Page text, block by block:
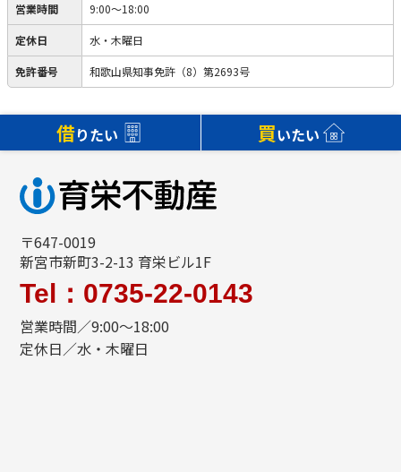
営業時間 9:00～18:00
定休日 水・木曜日
免許番号 和歌山県知事免許（8）第2693号
借りたい 買いたい
〒647-0019
新宮市新町3-2-13 育栄ビル1F
Tel：0735-22-0143
営業時間／9:00～18:00
定休日／水・木曜日